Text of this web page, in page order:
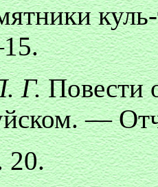
Г.Повести
—
20.